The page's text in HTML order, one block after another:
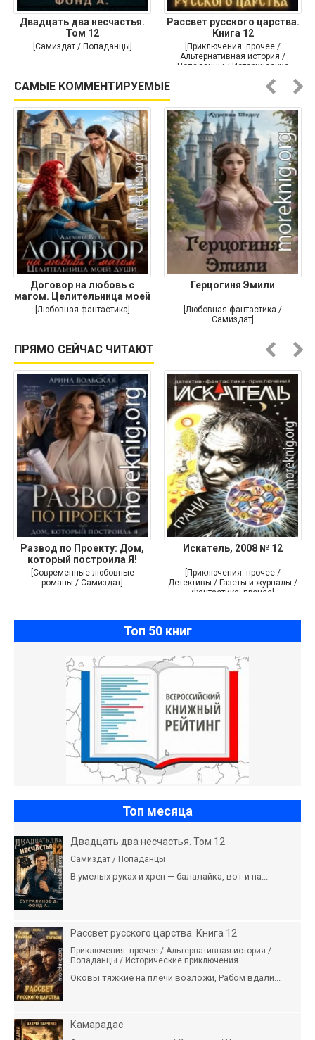
Двадцать два несчастья.
Том 12
[Самиздат / Попаданцы]
Рассвет русского царства.
Книга 12
[Приключения: прочее /
Альтернативная история /
Попаданцы / Исторические
САМЫЕ КОММЕНТИРУЕМЫЕ
Договор на любовь с
магом. Целительница моей
души
[Любовная фантастика]
Герцогиня Эмили
[Любовная фантастика /
Самиздат]
ПРЯМО СЕЙЧАС ЧИТАЮТ
Развод по Проекту: Дом,
который построила Я!
[Современные любовные
романы / Самиздат]
Искатель, 2008 № 12
[Приключения: прочее /
Детективы / Газеты и журналы /
Фантастика: прочее]
Топ 50 книг
Топ месяца
Двадцать два несчастья. Том 12
Самиздат / Попаданцы
В умелых руках и хрен — балалайка, вот и на...
Рассвет русского царства. Книга 12
Приключения: прочее / Альтернативная история /
Попаданцы / Исторические приключения
Оковы тяжкие на плечи возложи, Рабом вдали...
Камарадас